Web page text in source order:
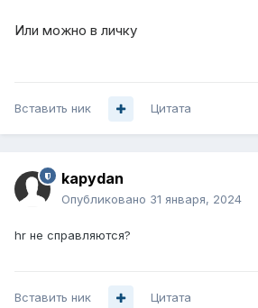
Или можно в личку
Вставить ник Цитата
kapydan
Опубликовано 31 января, 2024
hr не справляются?
Вставить ник Цитата